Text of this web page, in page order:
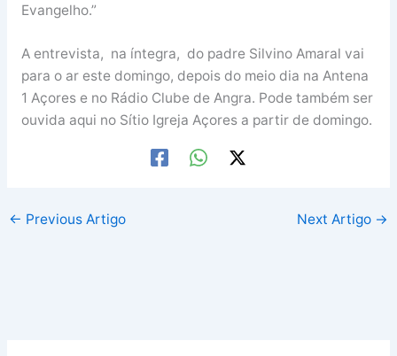
Evangelho.”
A entrevista, na íntegra, do padre Silvino Amaral vai
para o ar este domingo, depois do meio dia na Antena
1 Açores e no Rádio Clube de Angra. Pode também ser
ouvida aqui no Sítio Igreja Açores a partir de domingo.
← Previous Artigo Next Artigo →